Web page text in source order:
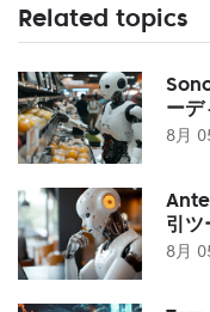
Related topics
ーデ
8月
引ツ
8月